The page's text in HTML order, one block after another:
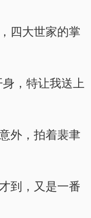
四大世家的掌
，特让我送上
外，拍着裴聿
到，又是一番